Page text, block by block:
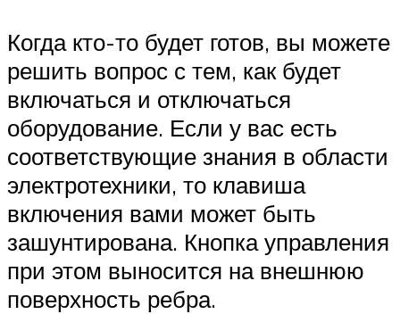
Когда кто-то будет готов, вы можете
решить вопрос с тем, как будет
включаться и отключаться
оборудование. Если у вас есть
соответствующие знания в области
электротехники, то клавиша
включения вами может быть
зашунтирована. Кнопка управления
при этом выносится на внешнюю
поверхность ребра.